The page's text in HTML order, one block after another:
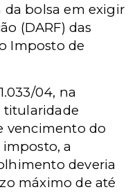
da bolsa em exigir
(DARF) das
Imposto de
04, na
titularidade
vencimento do
a
deveria
máximo de até